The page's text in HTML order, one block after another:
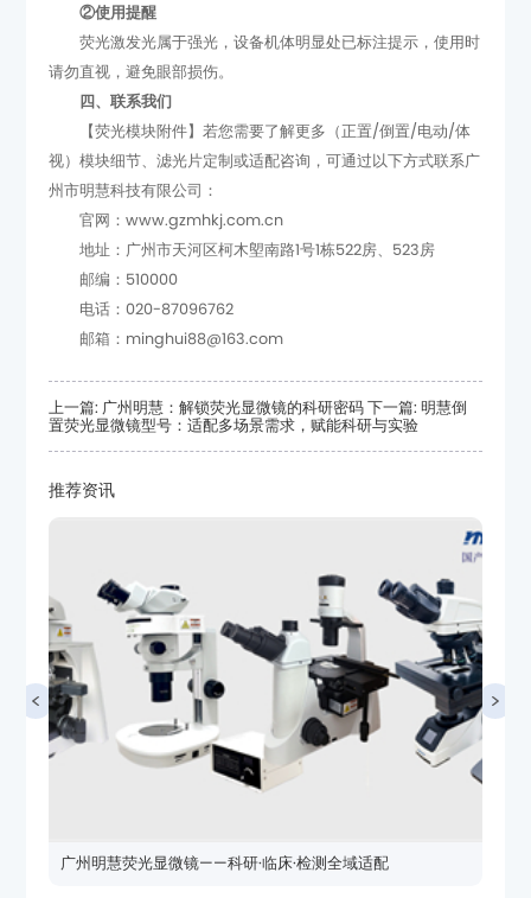
②使用提醒
请勿直视，避免眼部损伤。
四、联系我们
【荧光模块附件】 若您需要了解更多
视）
州市明慧科技有限公司：
官网：www.gzmhkj.com.cn
地址：广州市天河区柯木塱南路1号1栋522房、523房
邮编：510000
电话：020-87096762
邮箱：minghui88@163.com
上一篇: 广州明慧：解锁荧光显微镜的科研密码
置荧光显微镜型号：适配多场景需求，赋能科研与实验
推荐资讯
广州明慧荧光显微镜——科研·临床·检测全域适配